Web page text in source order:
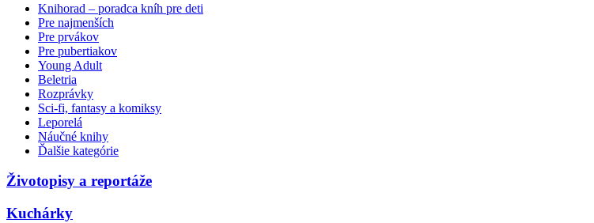
Knihorad – poradca kníh pre deti
Pre najmenších
Pre prvákov
Pre pubertiakov
Young Adult
Beletria
Rozprávky
Sci-fi, fantasy a komiksy
Leporelá
Náučné knihy
Ďalšie kategórie
Životopisy a reportáže
Kuchárky